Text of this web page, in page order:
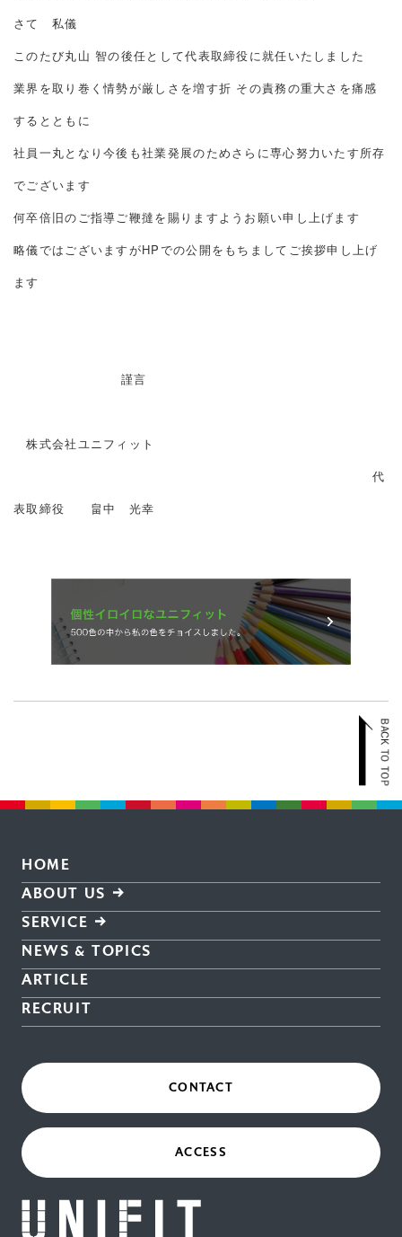
さて 私儀
このたび丸山 智の後任として代表取締役に就任いたしました
業界を取り巻く情勢が厳しさを増す折 その責務の重大さを痛感
するとともに
社員一丸となり今後も社業発展のためさらに専心努力いたす所存
でございます
何卒倍旧のご指導ご鞭撻を賜りますようお願い申し上げます
略儀ではございますがHPでの公開をもちましてご挨拶申し上げ
ます
謹言
株式会社ユニフィット
代
表取締役 畠中 光幸
HOME
ABOUT US
SERVICE
NEWS & TOPICS
ARTICLE
RECRUIT
CONTACT
ACCESS